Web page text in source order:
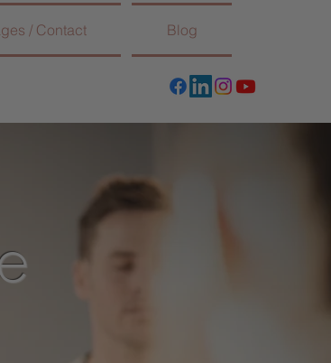
/ Contact Blog